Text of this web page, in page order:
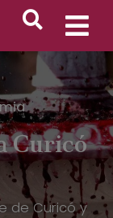
Curicó
de Curicó y